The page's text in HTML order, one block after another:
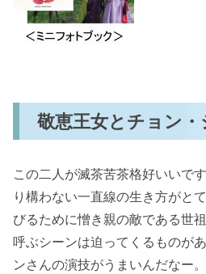
敬恵王女とチョン・
この二人が滅茶苦茶格好いいで
り構わない一直線の生き方がと
びるために憎き親の敵である世
呼ぶシーンは迫ってくるものが
ンさんの演技がうまいんだなー